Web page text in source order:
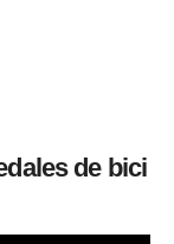
de bici